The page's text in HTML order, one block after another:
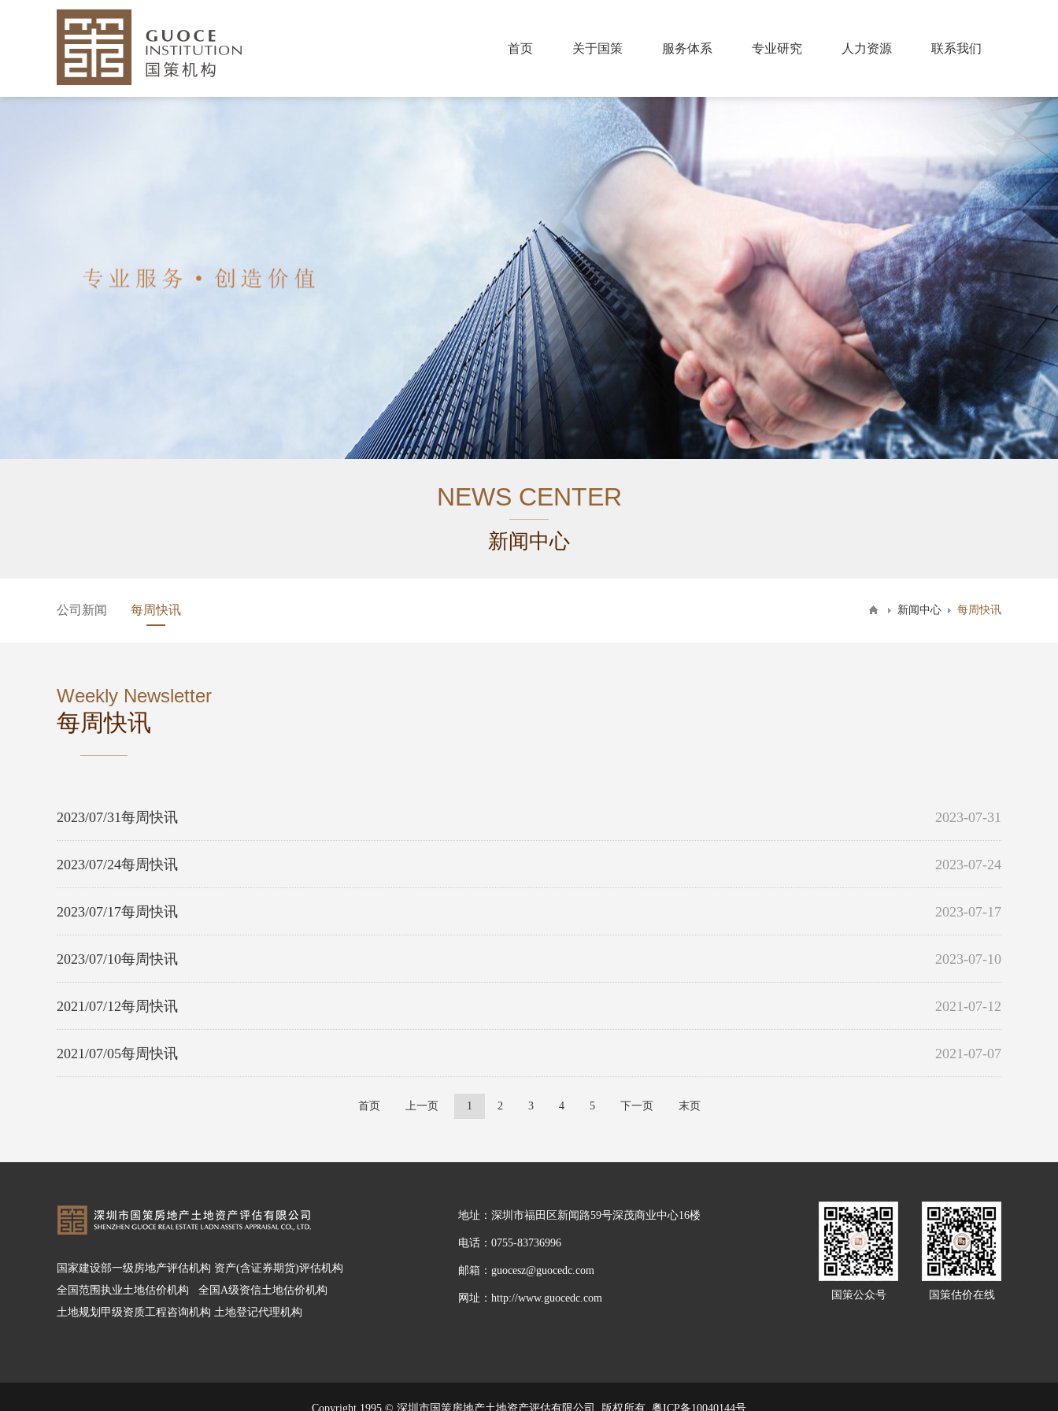
首页 关于国策 服务体系 专业研究 人力资源 联系我们
NEWS CENTER
新闻中心
公司新闻 每周快讯 新闻中心 每周快讯
Weekly Newsletter
每周快讯
2023-07-31
2023/07/31每周快讯
2023-07-24
2023/07/24每周快讯
2023-07-17
2023/07/17每周快讯
2023-07-10
2023/07/10每周快讯
2021-07-12
2021/07/12每周快讯
2021-07-07
2021/07/05每周快讯
首页 上一页 1 2 3 4 5 下一页 末页
国家建设部一级房地产评估机构 资产(含证券期货)评估机构
全国范围执业土地估价机构 全国A级资信土地估价机构
土地规划甲级资质工程咨询机构 土地登记代理机构
地址：深圳市福田区新闻路59号深茂商业中心16楼
电话：0755-83736996
邮箱：guocesz@guocedc.com
网址：http://www.guocedc.com 国策公众号 国策估价在线
Copyright 1995 © 深圳市国策房地产土地资产评估有限公司 版权所有 粤ICP备10040144号